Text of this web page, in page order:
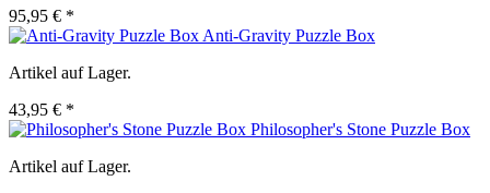
95,95 € *
Anti-Gravity Puzzle Box
Artikel auf Lager.
43,95 € *
Philosopher's Stone Puzzle Box
Artikel auf Lager.